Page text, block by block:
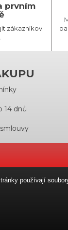
prvním
zákazníkovi
14 dnů
používají